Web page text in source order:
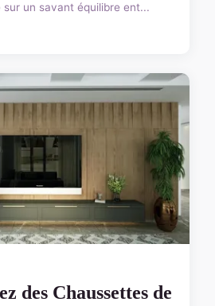
un savant équilibre ent...
des Chaussettes de